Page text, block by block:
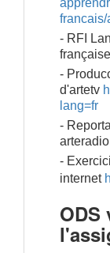
- RFI
française
-
d'artetv
lang=fr
-
arteradio
-
internet
ODS